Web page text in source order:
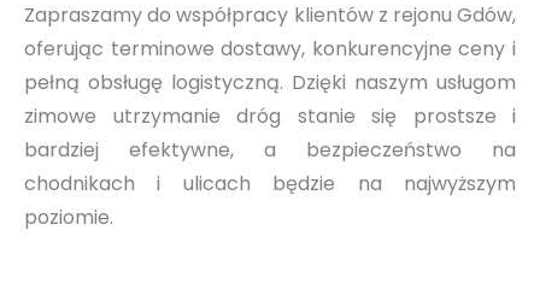
Zapraszamy do współpracy klientów z rejonu Gdów,
oferując terminowe dostawy, konkurencyjne ceny i
pełną obsługę logistyczną. Dzięki naszym usługom
zimowe utrzymanie dróg stanie się prostsze i
bardziej efektywne, a bezpieczeństwo na
chodnikach i ulicach będzie na najwyższym
poziomie.